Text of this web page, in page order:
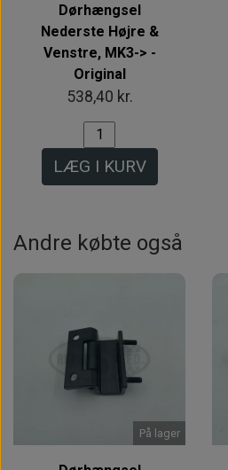
Dørhængsel
Nederste Højre &
Venstre, MK3-> -
Original
538,40 kr.
LÆG I KURV
Andre købte også
På lager